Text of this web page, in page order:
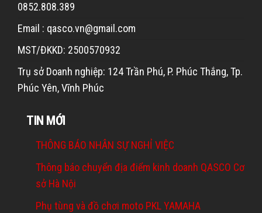
0852.808.389
Email : qasco.vn@gmail.com
MST/ĐKKD: 2500570932
Trụ sở Doanh nghiệp: 124 Trần Phú, P. Phúc Thắng, Tp.
Phúc Yên, Vĩnh Phúc
TIN MỚI
THÔNG BÁO NHÂN SỰ NGHỈ VIỆC
Thông báo chuyển địa điểm kinh doanh QASCO Cơ
sở Hà Nội
Phụ tùng và đồ chơi moto PKL YAMAHA